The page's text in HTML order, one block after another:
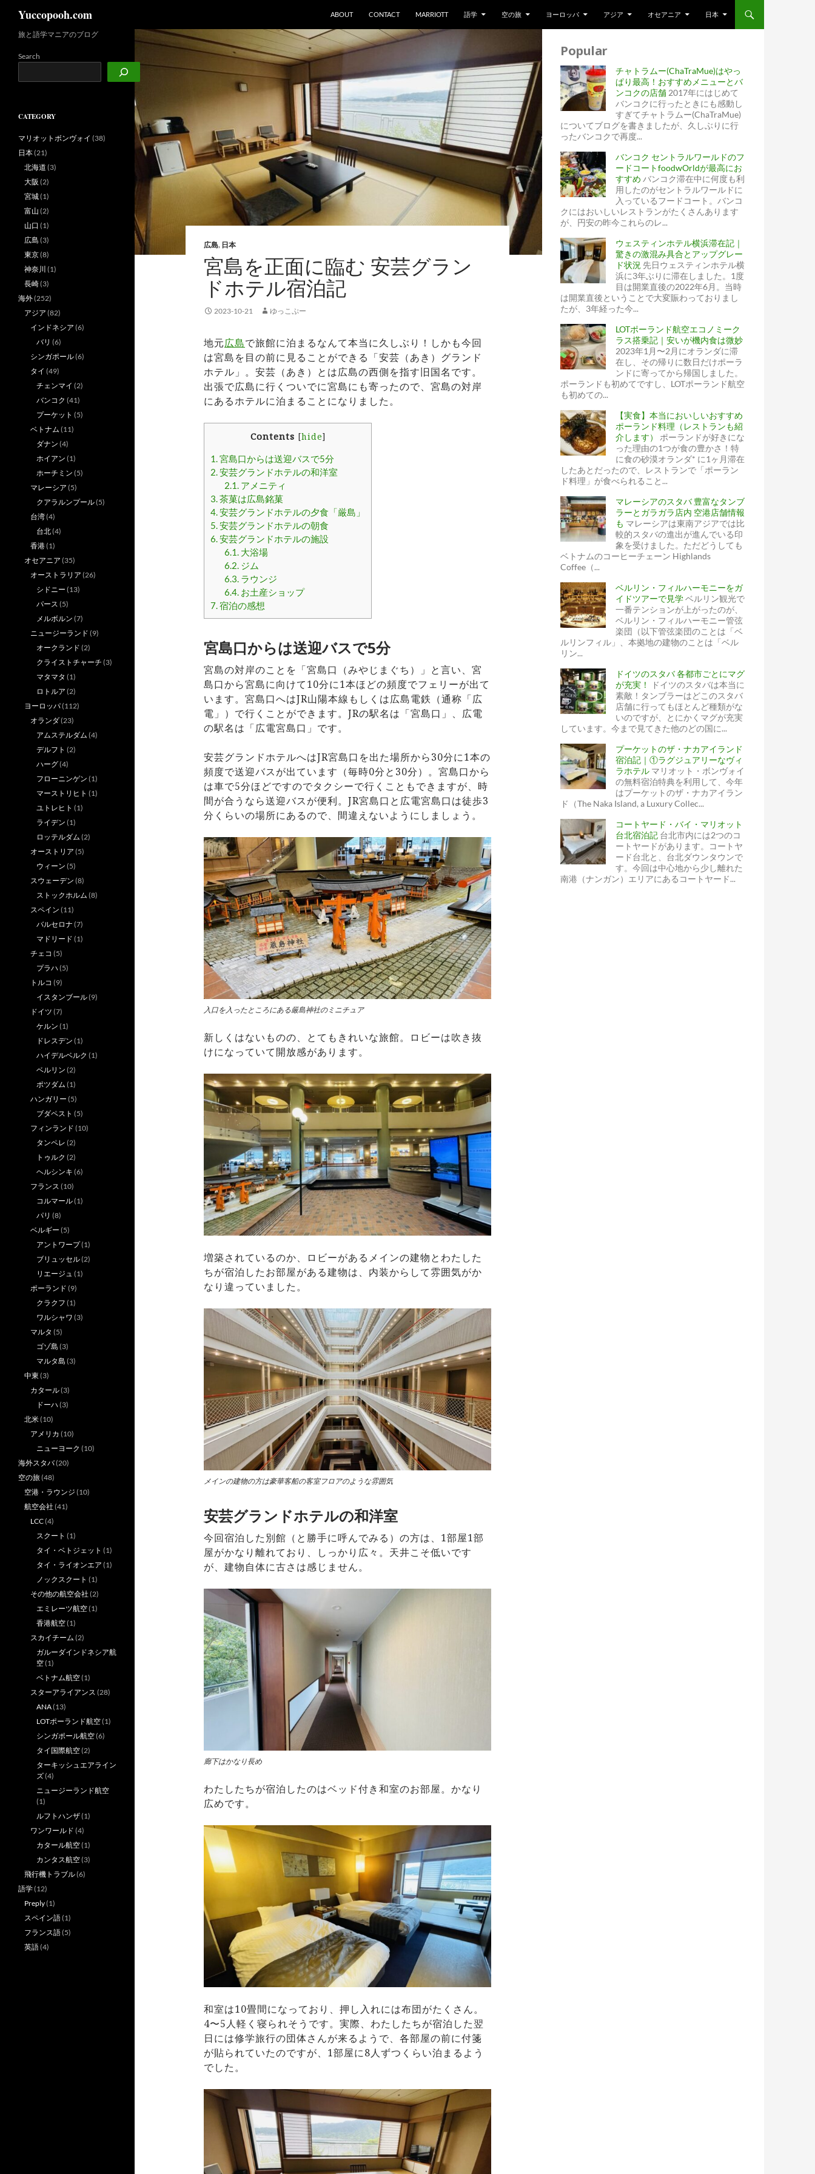
Yuccopooh.com ABOUT CONTACT MARRIOTT 語学 空の旅 ヨーロッパ アジア オセアニア 日本
広島, 日本
宮島を正面に臨む 安芸グラン
ドホテル宿泊記
2023-10-21 ゆっこぷー
地元広島で旅館に泊まるなんて本当に久しぶり！しかも今回
は宮島を目の前に見ることができる「安芸（あき）グランド
ホテル」。安芸（あき）とは広島の西側を指す旧国名です。
出張で広島に行くついでに宮島にも寄ったので、宮島の対岸
にあるホテルに泊まることになりました。
Contents [hide]
1.宮島口からは送迎バスで5分
2.安芸グランドホテルの和洋室
2.1.アメニティ
3.茶菓は広島銘菓
4.安芸グランドホテルの夕食「厳島」
5.安芸グランドホテルの朝食
6.安芸グランドホテルの施設
6.1.大浴場
6.2.ジム
6.3.ラウンジ
6.4.お土産ショップ
7.宿泊の感想
宮島口からは送迎バスで5分
宮島の対岸のことを「宮島口（みやじまぐち）」と言い、宮
島口から宮島に向けて10分に1本ほどの頻度でフェリーが出て
います。宮島口へはJR山陽本線もしくは広島電鉄（通称「広
電」）で行くことができます。JRの駅名は「宮島口」、広電
の駅名は「広電宮島口」です。
安芸グランドホテルへはJR宮島口を出た場所から30分に1本の
頻度で送迎バスが出ています（毎時0分と30分）。宮島口から
は車で5分ほどですのでタクシーで行くこともできますが、時
間が合うなら送迎バスが便利。JR宮島口と広電宮島口は徒歩3
分くらいの場所にあるので、間違えないようにしましょう。
入口を入ったところにある厳島神社のミニチュア
新しくはないものの、とてもきれいな旅館。ロビーは吹き抜
けになっていて開放感があります。
増築されているのか、ロビーがあるメインの建物とわたした
ちが宿泊したお部屋がある建物は、内装からして雰囲気がか
なり違っていました。
メインの建物の方は豪華客船の客室フロアのような雰囲気
安芸グランドホテルの和洋室
今回宿泊した別館（と勝手に呼んでみる）の方は、1部屋1部
屋がかなり離れており、しっかり広々。天井こそ低いです
が、建物自体に古さは感じません。
廊下はかなり長め
わたしたちが宿泊したのはベッド付き和室のお部屋。かなり
広めです。
和室は10畳間になっており、押し入れには布団がたくさん。
4〜5人軽く寝られそうです。実際、わたしたちが宿泊した翌
日には修学旅行の団体さんが来るようで、各部屋の前に付箋
が貼られていたのですが、1部屋に8人ずつくらい泊まるよう
でした。
Popular
チャトラムー(ChaTraMue)はやっ
ぱり最高！おすすめメニューとバ
ンコクの店舗 2017年にはじめて
バンコクに行ったときにも感動し
すぎてチャトラムー(ChaTraMue)
についてブログを書きましたが、久しぶりに行
ったバンコクで再度...
バンコク セントラルワールドのフ
ードコートfoodwOrldが最高にお
すすめ バンコク滞在中に何度も利
用したのがセントラルワールドに
入っているフードコート。バンコ
クにはおいしいレストランがたくさんあります
が、円安の昨今これらのレ...
ウェスティンホテル横浜滞在記｜
驚きの激混み具合とアップグレー
ド状況 先日ウェスティンホテル横
浜に3年ぶりに滞在しました。1度
目は開業直後の2022年6月。当時
は開業直後ということで大変賑わっておりまし
たが、3年経った今...
LOTポーランド航空エコノミーク
ラス搭乗記｜安いが機内食は微妙
2023年1月〜2月にオランダに滞
在し、その帰りに数日だけポーラ
ンドに寄ってから帰国しました。
ポーランドも初めてですし、LOTポーランド航空
も初めての...
【実食】本当においしいおすすめ
ポーランド料理（レストランも紹
介します）
ポーランドが好きにな
った理由の1つが食の豊かさ！特
に食の砂漠オランダ* に1ヶ月滞在
したあとだったので、レストランで「ポーラン
ド料理」が食べられること...
マレーシアのスタバ 豊富なタンブ
ラーとガラガラ店内 空港店舗情報
も マレーシアは東南アジアでは比
較的スタバの進出が進んでいる印
象を受けました。ただどうしても
ベトナムのコーヒーチェーン Highlands
Coffee（...
ベルリン・フィルハーモニーをガ
イドツアーで見学ベルリン観光で
一番テンションが上がったのが、
ベルリン・フィルハーモニー管弦
楽団（以下管弦楽団のことは「ベ
ルリンフィル」、本拠地の建物のことは「ベル
リン...
ドイツのスタバ 各都市ごとにマグ
が充実！
ドイツのスタバは本当に
素敵！タンブラーはどこのスタバ
店舗に行ってもほとんど種類がな
いのですが、とにかくマグが充実
しています。今まで見てきた他のどの国に...
プーケットのザ・ナカアイランド
宿泊記｜①ラグジュアリーなヴィ
ラホテル マリオット・ボンヴォイ
の無料宿泊特典を利用して、今年
はプーケットのザ・ナカアイラン
ド（The Naka Island, a Luxury Collec...
コートヤード・バイ・マリオット
台北宿泊記 台北市内には2つのコ
ートヤードがあります。コートヤ
ード台北と、台北ダウンタウンで
す。今回は中心地から少し離れた
南港（ナンガン）エリアにあるコートヤード...
旅と語学マニアのブログ
Search
CATEGORY
マリオットボンヴォイ (38)
日本(21)
北海道 (3)
大阪 (2)
宮城(1)
富山 (2)
山口 (1)
広島 (3)
東京(8)
神奈川 (1)
長崎(3)
海外(252)
アジア (82)
インドネシア (6)
バリ (6)
シンガポール(6)
タイ (49)
チェンマイ (2)
バンコク (41)
プーケット (5)
ベトナム (11)
ダナン (4)
ホイアン (1)
ホーチミン (5)
マレーシア (5)
クアラルンプール(5)
台湾(4)
台北(4)
香港(1)
オセアニア (35)
オーストラリア (26)
シドニー (13)
パース (5)
メルボルン (7)
ニュージーランド (9)
オークランド (2)
クライストチャーチ (3)
マタマタ (1)
ロトルア (2)
ヨーロッパ(112)
オランダ(23)
アムステルダム (4)
デルフト (2)
ハーグ(4)
フローニンゲン (1)
マーストリヒト (1)
ユトレヒト (1)
ライデン (1)
ロッテルダム (2)
オーストリア (5)
ウィーン (5)
スウェーデン (8)
ストックホルム (8)
スペイン (11)
バルセロナ (7)
マドリード (1)
チェコ (5)
プラハ(5)
トルコ (9)
イスタンブール(9)
ドイツ (7)
ケルン (1)
ドレスデン (1)
ハイデルベルク (1)
ベルリン (2)
ポツダム (1)
ハンガリー (5)
ブダペスト (5)
フィンランド (10)
タンペレ (2)
トゥルク (2)
ヘルシンキ (6)
フランス (10)
コルマール(1)
パリ (8)
ベルギー (5)
アントワープ(1)
ブリュッセル(2)
リエージュ (1)
ポーランド (9)
クラクフ (1)
ワルシャワ (3)
マルタ (5)
ゴゾ島 (3)
マルタ島 (3)
中東 (3)
カタール(3)
ドーハ(3)
北米(10)
アメリカ (10)
ニューヨーク (10)
海外スタバ(20)
空の旅(48)
空港・ラウンジ (10)
航空会社 (41)
LCC(4)
スクート (1)
タイ・ベトジェット (1)
タイ・ライオンエア (1)
ノックスクート (1)
その他の航空会社 (2)
エミレーツ航空(1)
香港航空(1)
スカイチーム (2)
ガルーダインドネシア航
空(1)
ベトナム航空(1)
スターアライアンス (28)
ANA(13)
LOTポーランド航空(1)
シンガポール航空(6)
タイ国際航空(2)
ターキッシュエアライン
ズ(4)
ニュージーランド航空
(1)
ルフトハンザ(1)
ワンワールド (4)
カタール航空(1)
カンタス航空(3)
飛行機トラブル(6)
語学(12)
Preply(1)
スペイン語(1)
フランス語(5)
英語(4)